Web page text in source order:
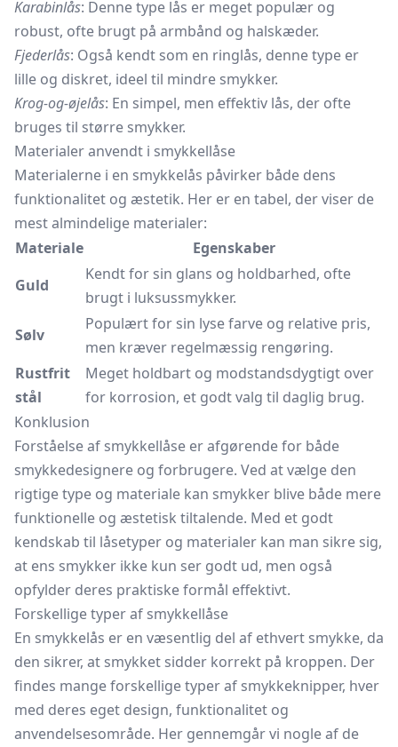
Karabinlås: Denne type lås er meget populær og
robust, ofte brugt på armbånd og halskæder.
Fjederlås: Også kendt som en ringlås, denne type er
lille og diskret, ideel til mindre smykker.
Krog-og-øjelås: En simpel, men effektiv lås, der ofte
bruges til større smykker.
Materialer anvendt i smykkellåse
Materialerne i en smykkelås påvirker både dens
funktionalitet og æstetik. Her er en tabel, der viser de
mest almindelige materialer:
Materiale
Egenskaber
Guld
Kendt for sin glans og holdbarhed, ofte
brugt i luksussmykker.
Sølv
Populært for sin lyse farve og relative pris,
men kræver regelmæssig rengøring.
Rustfrit
stål
Meget holdbart og modstandsdygtigt over
for korrosion, et godt valg til daglig brug.
Konklusion
Forståelse af smykkellåse er afgørende for både
smykkedesignere og forbrugere. Ved at vælge den
rigtige type og materiale kan smykker blive både mere
funktionelle og æstetisk tiltalende. Med et godt
kendskab til låsetyper og materialer kan man sikre sig,
at ens smykker ikke kun ser godt ud, men også
opfylder deres praktiske formål effektivt.
Forskellige typer af smykkellåse
En smykkelås er en væsentlig del af ethvert smykke, da
den sikrer, at smykket sidder korrekt på kroppen. Der
findes mange forskellige typer af smykkeknipper, hver
med deres eget design, funktionalitet og
anvendelsesområde. Her gennemgår vi nogle af de